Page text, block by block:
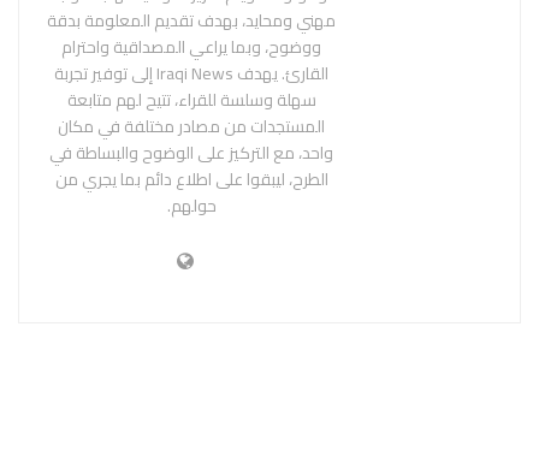
مهني ومحايد، بهدف تقديم المعلومة بدقة
ووضوح، وبما يراعي المصداقية واحترام
القارئ. يهدف Iraqi News إلى توفير تجربة
سهلة وسلسة للقراء، تتيح لهم متابعة
المستجدات من مصادر مختلفة في مكان
واحد، مع التركيز على الوضوح والبساطة في
الطرح، ليبقوا على اطلاع دائم بما يجري من
حولهم.